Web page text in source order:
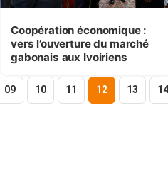
Coopération économique :
vers l’ouverture du marché
gabonais aux Ivoiriens
09 10 11 12 13 14